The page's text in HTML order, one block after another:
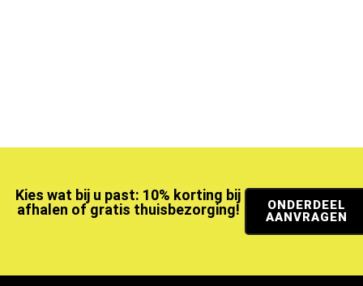
Kies wat bij u past: 10% korting bij
afhalen of gratis thuisbezorging!
ONDERDEEL
AANVRAGEN